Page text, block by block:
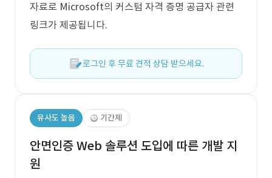
자료로 Microsoft의 커스텀 자격 증명 공급자 관련
링크가 제공됩니다.
로그인 후 무료 견적 상담 받으세요.
유사도 높음 기간제
안면인증 Web 솔루션 도입에 따른 개발 지
원